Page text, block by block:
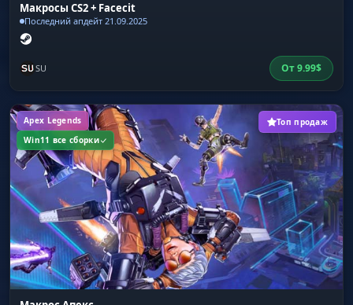
Макросы CS2 + Facecit
Последний апдейт 21.09.2025
SU От9.99$
Apex Legends
Win11 все сборки
Топ продаж